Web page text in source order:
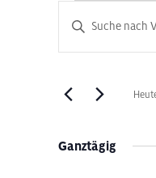
22.
Juli
Suche
und
Bitte
nach
Schlüsselwort.
Ganztägig